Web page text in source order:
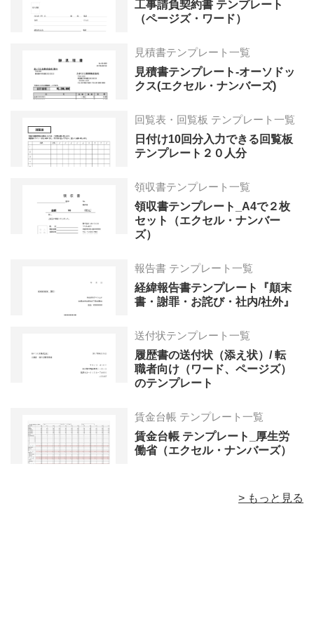
工事請負契約書 テンプレート
（ページズ・ワード）
見積書テンプレート一覧
見積書テンプレート-オーソドッ
クス(エクセル・ナンバーズ)
回覧表・回覧板 テンプレート一覧
日付け10回分入力できる回覧板
テンプレート２０人分
領収書テンプレート一覧
領収書テンプレート_A4で２枚
セット（エクセル・ナンバー
ズ）
報告書 テンプレート一覧
経緯報告書テンプレート『顛末
書・謝罪・お詫び・社内/社外』
送付状テンプレート一覧
履歴書の送付状（添え状）/ 転
職者向け（ワード、ページズ）
のテンプレート
賃金台帳 テンプレート一覧
賃金台帳 テンプレート_厚生労
働省（エクセル・ナンバーズ）
> もっと見る